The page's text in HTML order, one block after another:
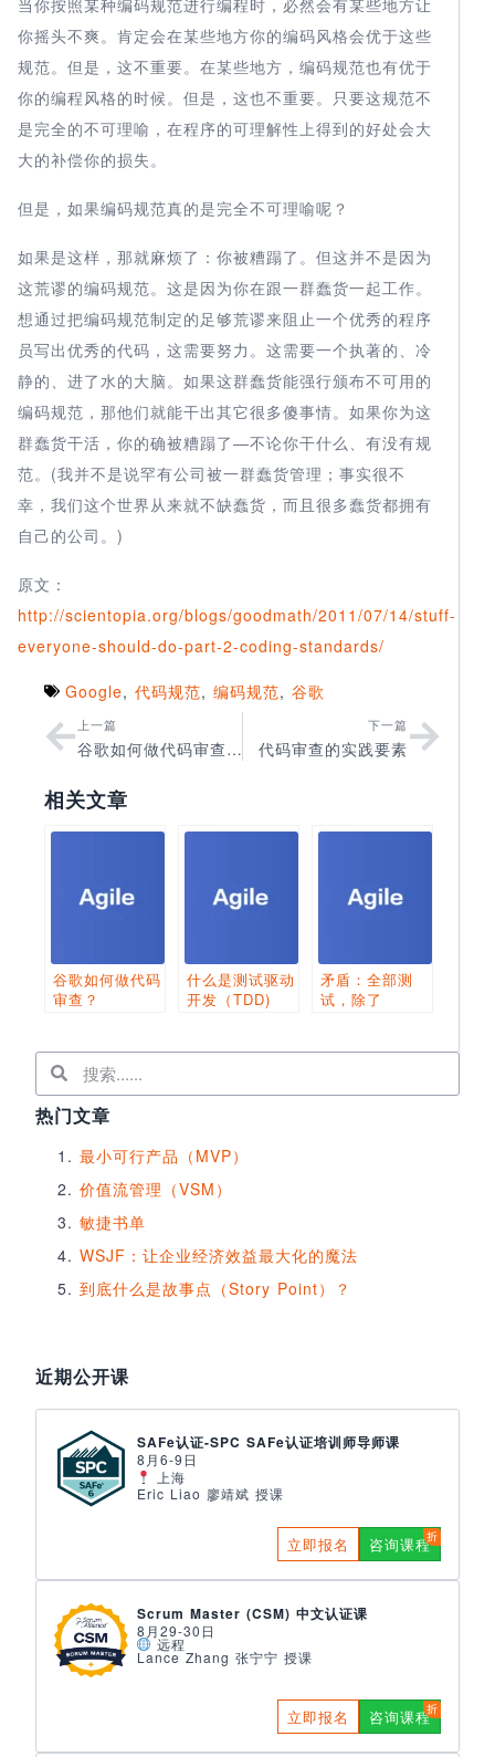
你摇头不爽。肯定会在某些地方你的编码风格会优于这些
规范。但是，这不重要。在某些地方，编码规范也有优于
你的编程风格的时候。但是，这也不重要。只要这规范不
是完全的不可理喻，在程序的可理解性上得到的好处会大
大的补偿你的损失。
但是，如果编码规范真的是完全不可理喻呢？
如果是这样，那就麻烦了：你被糟蹋了。但这并不是因为
这荒谬的编码规范。这是因为你在跟一群蠢货一起工作。
想通过把编码规范制定的足够荒谬来阻止一个优秀的程序
员写出优秀的代码，这需要努力。这需要一个执著的、冷
静的、进了水的大脑。如果这群蠢货能强行颁布不可用的
编码规范，那他们就能干出其它很多傻事情。如果你为这
群蠢货干活，你的确被糟蹋了—不论你干什么、有没有规
范。(我并不是说罕有公司被一群蠢货管理；事实很不
幸，我们这个世界从来就不缺蠢货，而且很多蠢货都拥有
自己的公司。)
原文：
http://scientopia.org/blogs/goodmath/2011/07/14/stuff-
everyone-should-do-part-2-coding-standards/
Google, 代码规范, 编码规范, 谷歌
上一篇
谷歌如何做代码审查？
下一篇
代码审查的实践要素
相关文章
谷歌如何做代码
审查？
什么是测试驱动
开发（TDD)
矛盾：全部测
试，除了
热门文章
最小可行产品（MVP）
价值流管理（VSM）
敏捷书单
WSJF：让企业经济效益最大化的魔法
到底什么是故事点（Story Point）？
近期公开课
SAFe认证-SPC SAFe认证培训师导师课
8月6-9日
上海
Eric Liao 廖靖斌 授课
立即报名 咨询课程
Scrum Master (CSM) 中文认证课
8月29-30日
远程
Lance Zhang 张宁宁 授课
立即报名 咨询课程